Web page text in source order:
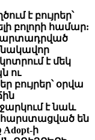
է բույրեր՝
բոլորի համար:
արտադրված
է մեկ
ու
բույրեր՝ օրվա
է նաև
հարստացված են
ի